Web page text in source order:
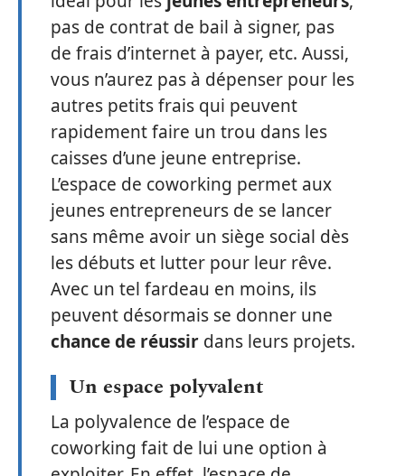
pas de contrat de bail à signer, pas
de frais d’internet à payer, etc. Aussi,
vous n’aurez pas à dépenser pour les
autres petits frais qui peuvent
rapidement faire un trou dans les
caisses d’une jeune entreprise.
L’espace de coworking permet aux
jeunes entrepreneurs de se lancer
sans même avoir un siège social dès
les débuts et lutter pour leur rêve.
Avec un tel fardeau en moins, ils
peuvent désormais se donner une
chance de réussir dans leurs projets.
Un espace polyvalent
La polyvalence de l’espace de
coworking fait de lui une option à